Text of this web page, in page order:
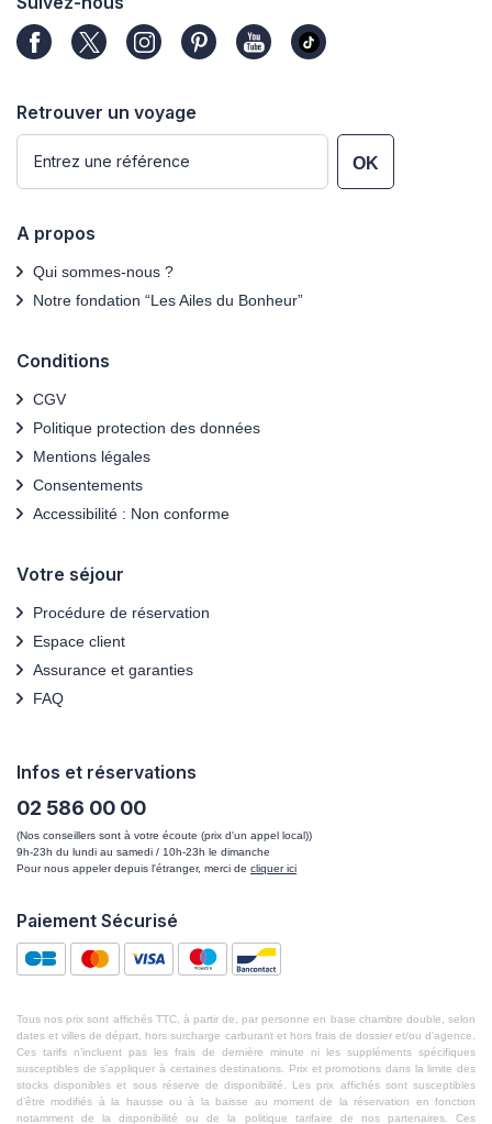
Retrouver un voyage
OK
A propos
Qui sommes-nous ?
Notre fondation “Les Ailes du Bonheur”
Conditions
CGV
Politique protection des données
Mentions légales
Consentements
Accessibilité : Non conforme
Votre séjour
Procédure de réservation
Espace client
Assurance et garanties
FAQ
Infos et réservations
02 586 00 00
(Nos conseillers sont à votre écoute (prix d'un appel local))
9h-23h du lundi au samedi / 10h-23h le dimanche
Pour nous appeler depuis l'étranger, merci de cliquer ici
Paiement Sécurisé
Tous nos prix sont affichés TTC, à partir de, par personne en base chambre double, selon
dates et villes de départ, hors surcharge carburant et hors frais de dossier et/ou d'agence.
Ces tarifs n’incluent pas les frais de dernière minute ni les suppléments spécifiques
susceptibles de s’appliquer à certaines destinations. Prix et promotions dans la limite des
stocks disponibles et sous réserve de disponibilité. Les prix affichés sont susceptibles
d’être modifiés à la hausse ou à la baisse au moment de la réservation en fonction
notamment de la disponibilité ou de la politique tarifaire de nos partenaires. Ces